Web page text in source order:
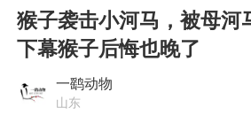
杭州全市有
猴子袭击小河马，被母河
下幕猴子后悔也晚了
一鹞动物
山东